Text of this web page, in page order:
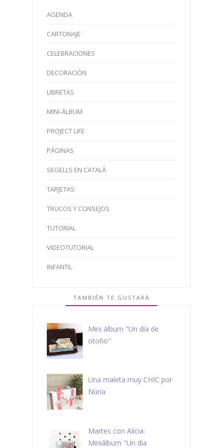
AGENDA
CARTONAJE
CELEBRACIONES
DECORACIÓN
LIBRETAS
MINI-ÁLBUM
PROJECT LIFE
PÁGINAS
SEGELLS EN CATALÀ
TARJETAS
TRUCOS Y CONSEJOS
TUTORIAL
VIDEOTUTORIAL
INFANTIL
TAMBIÉN TE GUSTARÁ
Mini álbum "Un día de
otoño"
Una maleta muy CHIC por
Núria
Martes con Alícia:
Miniálbum "Un dia